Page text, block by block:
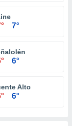
7°
6°
Alto
6°